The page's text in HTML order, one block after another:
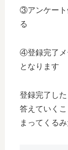
③アンケート
る
④登録完了メ
となります
登録完了し
答えていく
まってくるみ